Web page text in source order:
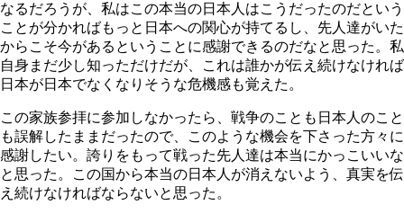
なるだろうが、私はこの本当の日本人はこうだったのだという
ことが分かればもっと日本への関心が持てるし、先人達がいた
からこそ今があるということに感謝できるのだなと思った。私
自身まだ少し知っただけだが、これは誰かが伝え続けなければ
日本が日本でなくなりそうな危機感も覚えた。
この家族参拝に参加しなかったら、戦争のことも日本人のこと
も誤解したままだったので、このような機会を下さった方々に
感謝したい。誇りをもって戦った先人達は本当にかっこいいな
と思った。この国から本当の日本人が消えないよう、真実を伝
え続けなければならないと思った。